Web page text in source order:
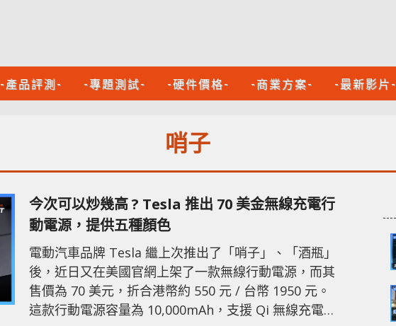
-產品評測- -專題測試- -硬件價格- -商業方案- -最新影片-
哨子
今次可以炒幾高 ? Tesla 推出 70 美金無線充電行
動電源，提供五種顏色
電動汽車品牌 Tesla 繼上次推出了「哨子」、「酒瓶」
後，近日又在美國官網上架了一款無線行動電源，而其
售價為 70 美元，折合港幣約 550 元 / 台幣 1950 元。
這款行動電源容量為 10,000mAh，支援 Qi 無線充電協